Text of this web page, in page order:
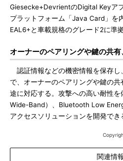
Giesecke+DevrientのDigital Keyア
プラットフォーム「Java Card」を
EAL6+と車載規格のグレード2に準
オーナーのペアリングや鍵の共
認証情報などの機密情報を保存し
で、オーナーのペアリングや鍵の
途に対応する。攻撃への高い耐性
Wide-Band）、Bluetooth Low
アクセスソリューションを開発でき
関連情